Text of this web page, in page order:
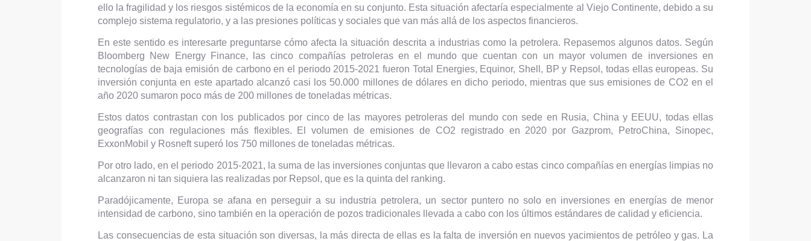
ello la fragilidad y los riesgos sistémicos de la economía en su conjunto. Esta situación afectaría especialmente al Viejo Continente, debido a su
complejo sistema regulatorio, y a las presiones políticas y sociales que van más allá de los aspectos financieros.
En este sentido es interesarte preguntarse cómo afecta la situación descrita a industrias como la petrolera. Repasemos algunos datos. Según
Bloomberg New Energy Finance, las cinco compañías petroleras en el mundo que cuentan con un mayor volumen de inversiones en
tecnologías de baja emisión de carbono en el periodo 2015-2021 fueron Total Energies, Equinor, Shell, BP y Repsol, todas ellas europeas. Su
inversión conjunta en este apartado alcanzó casi los 50.000 millones de dólares en dicho periodo, mientras que sus emisiones de CO2 en el
año 2020 sumaron poco más de 200 millones de toneladas métricas.
Estos datos contrastan con los publicados por cinco de las mayores petroleras del mundo con sede en Rusia, China y EEUU, todas ellas
geografías con regulaciones más flexibles. El volumen de emisiones de CO2 registrado en 2020 por Gazprom, PetroChina, Sinopec,
ExxonMobil y Rosneft superó los 750 millones de toneladas métricas.
Por otro lado, en el periodo 2015-2021, la suma de las inversiones conjuntas que llevaron a cabo estas cinco compañías en energías limpias no
alcanzaron ni tan siquiera las realizadas por Repsol, que es la quinta del ranking.
Paradójicamente, Europa se afana en perseguir a su industria petrolera, un sector puntero no solo en inversiones en energías de menor
intensidad de carbono, sino también en la operación de pozos tradicionales llevada a cabo con los últimos estándares de calidad y eficiencia.
Las consecuencias de esta situación son diversas, la más directa de ellas es la falta de inversión en nuevos yacimientos de petróleo y gas. La